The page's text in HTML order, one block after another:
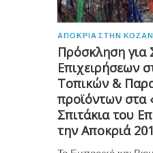
ΑΠΟΚΡΙΆ ΣΤΗΝ
Πρόσκληση για
Επιχειρήσεων
Τοπικών &
προϊόντων στα
Σπιτάκια του
την Αποκριά